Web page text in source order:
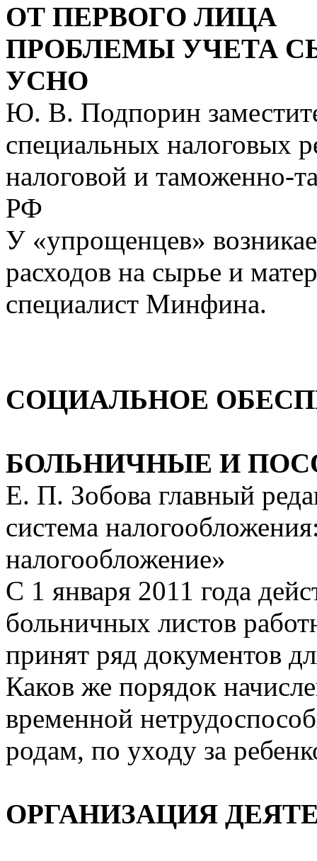
ОТ ПЕРВОГО ЛИЦА
ПРОБЛЕМЫ УЧЕТА
УСНО
Ю. В. Подпорин
специальных налоговых
налоговой и таможенно-
РФ
У «упрощенцев»
расходов на сырье и
специалист Минфина.
СОЦИАЛЬНОЕ
БОЛЬНИЧНЫЕ И
Е. П. Зобова главный
система
налогообложение»
С 1 января 2011 года
больничных листов
принят ряд документов
Каков же порядок
временной
родам, по уходу за
ОРГАНИЗАЦИЯ